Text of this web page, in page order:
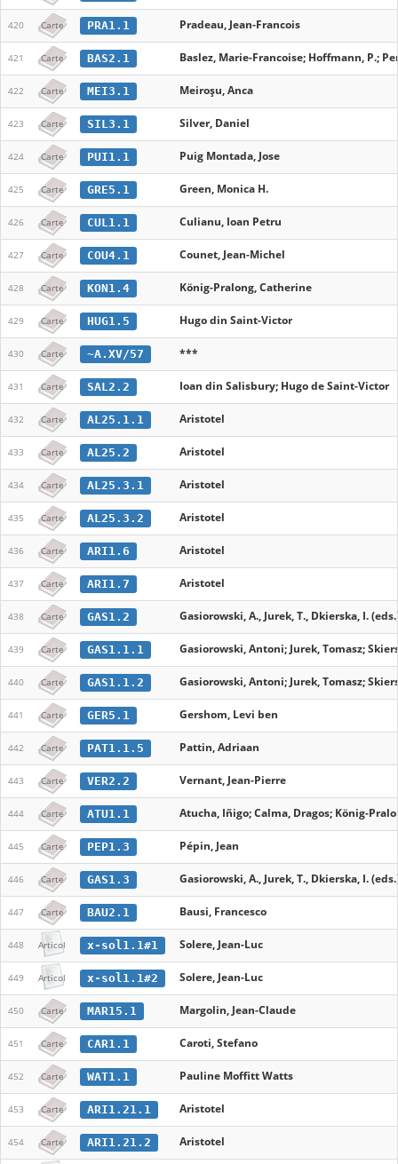
420 Carte PRA1.1 Pradeau, Jean-Francois
421 Carte BAS2.1 Baslez, Marie-Francoise; Hoffmann, P.;
422 Carte MEI3.1 Meiroșu, Anca
423 Carte SIL3.1 Silver, Daniel
424 Carte PUI1.1 Puig Montada, Jose
425 Carte GRE5.1 Green, Monica H.
426 Carte CUL1.1 Culianu, Ioan Petru
427 Carte COU4.1 Counet, Jean-Michel
428 Carte KON1.4 König-Pralong, Catherine
429 Carte HUG1.5 Hugo din Saint-Victor
430 Carte ~A.XV/57 ***
431 Carte SAL2.2 Ioan din Salisbury; Hugo de Saint-Victor
432 Carte AL25.1.1 Aristotel
433 Carte AL25.2 Aristotel
434 Carte AL25.3.1 Aristotel
435 Carte AL25.3.2 Aristotel
436 Carte ARI1.6 Aristotel
437 Carte ARI1.7 Aristotel
438 Carte GAS1.2 Gasiorowski, A., Jurek, T., Dkierska, I.
439 Carte GAS1.1.1 Gasiorowski, Antoni; Jurek, Tomasz;
440 Carte GAS1.1.2 Gasiorowski, Antoni; Jurek, Tomasz;
441 Carte GER5.1 Gershom, Levi ben
442 Carte PAT1.1.5 Pattin, Adriaan
443 Carte VER2.2 Vernant, Jean-Pierre
444 Carte ATU1.1 Atucha, Iñigo; Calma, Dragos; König-
445 Carte PEP1.3 Pépin, Jean
446 Carte GAS1.3 Gasiorowski, A., Jurek, T., Dkierska, I.
447 Carte BAU2.1 Bausi, Francesco
448 Articol x-sol1.1#1 Solere, Jean-Luc
449 Articol x-sol1.1#2 Solere, Jean-Luc
450 Carte MAR15.1 Margolin, Jean-Claude
451 Carte CAR1.1 Caroti, Stefano
452 Carte WAT1.1 Pauline Moffitt Watts
453 Carte ARI1.21.1 Aristotel
454 Carte ARI1.21.2 Aristotel